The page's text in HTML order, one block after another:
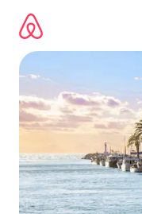
contenido